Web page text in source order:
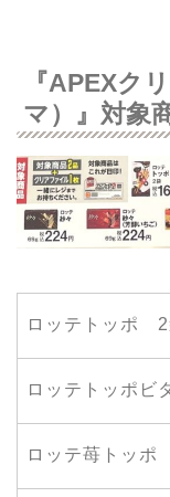
『APEXク
マ）』対象
ロッテトッポ 2
ロッテトッポ
ロッテ苺トッ